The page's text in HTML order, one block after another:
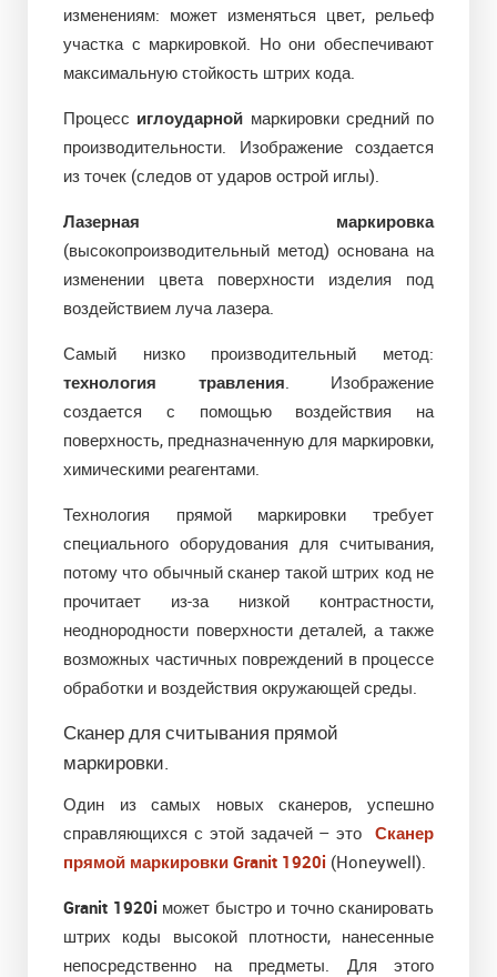
изменениям: может изменяться цвет, рельеф
участка с маркировкой. Но они обеспечивают
максимальную стойкость штрих кода.
Процесс иглоударной маркировки средний по
производительности. Изображение создается
из точек (следов от ударов острой иглы).
Лазерная маркировка
(высокопроизводительный метод) основана на
изменении цвета поверхности изделия под
воздействием луча лазера.
Самый низко производительный метод:
технология травления . Изображение
создается с помощью воздействия на
поверхность, предназначенную для маркировки,
химическими реагентами.
Технология прямой маркировки требует
специального оборудования для считывания,
потому что обычный сканер такой штрих код не
прочитает из-за низкой контрастности,
неоднородности поверхности деталей, а также
возможных частичных повреждений в процессе
обработки и воздействия окружающей среды.
Сканер для считывания прямой
маркировки.
Один из самых новых сканеров, успешно
справляющихся c этой задачей – это
Сканер
прямой маркировки Granit 1920i (Honeywell).
Granit 1920i может быстро и точно сканировать
штрих коды высокой плотности, нанесенные
непосредственно на предметы. Для этого